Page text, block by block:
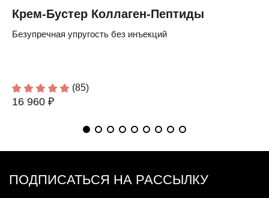
Крем-Бустер Коллаген-Пептиды
Безупречная упругость без инъекций
(85)
16 960 ₽
ПОДПИСАТЬСЯ НА РАССЫЛКУ